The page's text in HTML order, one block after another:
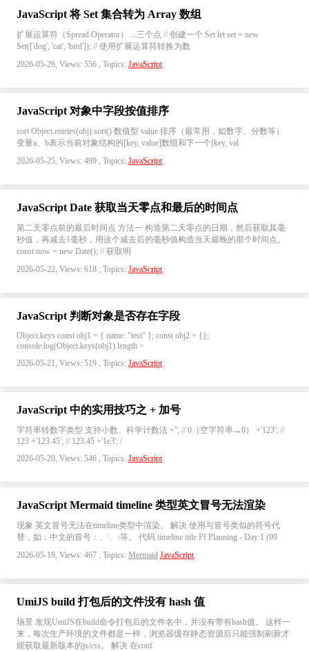
JavaScript 将 Set 集合转为 Array 数组
扩展运算符（Spread Operator） ...三个点 // 创建一个 Set let set = new
Set(['dog', 'cat', 'bird']); // 使用扩展运算符转换为数
2026-05-26, Views: 556 , Topics: JavaScript
JavaScript 对象中字段按值排序
sort Object.entries(obj).sort() 数值型 value 排序（最常用，如数字、分数等）
变量a、b表示当前对象结构的[key, value]数组和下一个[key, val
2026-05-25, Views: 499 , Topics: JavaScript
JavaScript Date 获取当天零点和最后的时间点
第二天零点前的最后时间点 方法一 构造第二天零点的日期，然后获取其毫
秒值，再减去1毫秒，用这个减去后的毫秒值构造当天最晚的那个时间点。
const now = new Date(); // 获取明
2026-05-22, Views: 618 , Topics: JavaScript
JavaScript 判断对象是否存在字段
Object.keys const obj1 = { name: "test" }; const obj2 = {};
console.log(Object.keys(obj1).length >
2026-05-21, Views: 519 , Topics: JavaScript
JavaScript 中的实用技巧之 + 加号
字符串转数字类型 支持小数、科学计数法 +''; // 0（空字符串→0） +'123'; //
123 +'123.45'; // 123.45 +'1e3'; /
2026-05-20, Views: 546 , Topics: JavaScript
JavaScript Mermaid timeline 类型英文冒号无法渲染
现象 英文冒号无法在timeline类型中渲染。 解决 使用与冒号类似的符号代
替，如：中文的冒号：、˸、꞉等。 代码 timeline title PI Planning - Day 1 (09
2026-05-19, Views: 467 , Topics: Mermaid JavaScript
UmiJS build 打包后的文件没有 hash 值
场景 发现UmiJS在build命令打包后的文件名中，并没有带有hash值。 这样一
来，每次生产环境的文件都是一样，浏览器缓存静态资源后只能强制刷新才
能获取最新版本的js/css。 解决 在conf